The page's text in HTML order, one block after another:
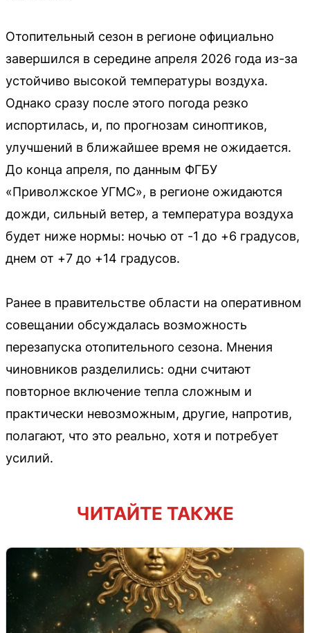
Отопительный сезон в регионе официально
завершился в середине апреля 2026 года из-за
устойчиво высокой температуры воздуха.
Однако сразу после этого погода резко
испортилась, и, по прогнозам синоптиков,
улучшений в ближайшее время не ожидается.
До конца апреля, по данным ФГБУ
«Приволжское УГМС», в регионе ожидаются
дожди, сильный ветер, а температура воздуха
будет ниже нормы: ночью от -1 до +6 градусов,
днем от +7 до +14 градусов.
Ранее в правительстве области на оперативном
совещании обсуждалась возможность
перезапуска отопительного сезона. Мнения
чиновников разделились: одни считают
повторное включение тепла сложным и
практически невозможным, другие, напротив,
полагают, что это реально, хотя и потребует
усилий.
ЧИТАЙТЕ ТАКЖЕ